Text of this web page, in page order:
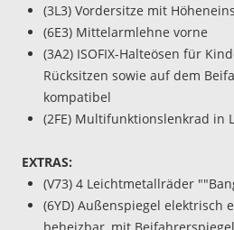
(3L3) Vordersitze mit
(6E3) Mittelarmlehne vorne
(3A2) ISOFIX-Halteösen für
Rücksitzen sowie auf dem
kompatibel
(2FE) Multifunktionslenkrad in
EXTRAS:
(V73) 4 Leichtmetallräder
(6YD) Außenspiegel elektrisch
beheizbar, mit